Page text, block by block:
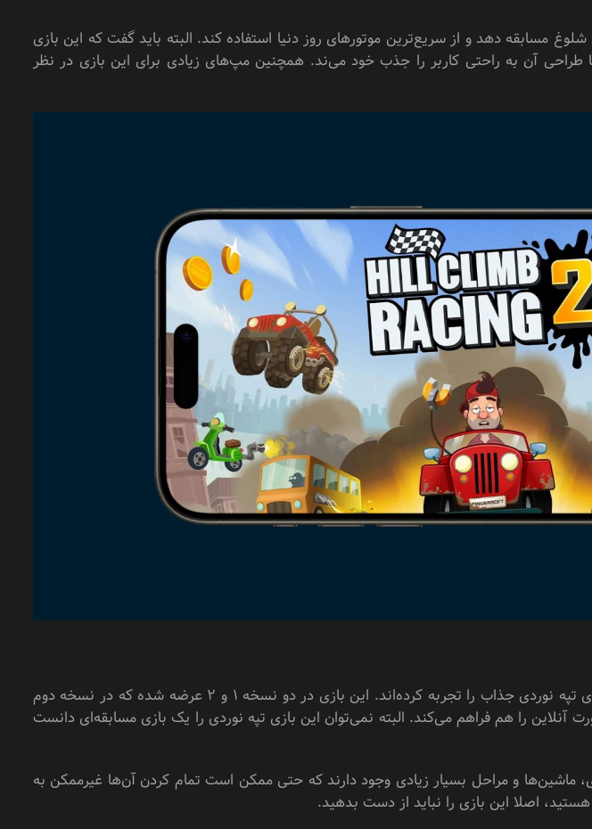
شلوغ مسابقه دهد و از سریع‌ترین موتور‌های روز دنیا استفاده کند. البته باید گفت که این بازی
طراحی آن به راحتی کاربر را جذب خود می‌ند. همچنین مپ‌های زیادی برای این بازی در نظر
بخش عمده‌ای از کاربران موبایل حداقل یک بار هم این بازی تپه نوردی جذاب را تجربه کرده‌اند. این بازی در دو نسخه 1 و 2 عرضه شده که در نسخه دوم
آنلاین را هم فراهم می‌کند. البته نمی‌توان این بازی تپه نوردی را یک بازی مسابقه‌ای دانست
ماشین‌ها و مراحل بسیار زیادی وجود دارند که حتی ممکن است تمام کردن آن‌ها غیرممکن به
اصلا این بازی را نباید از دست بدهید.